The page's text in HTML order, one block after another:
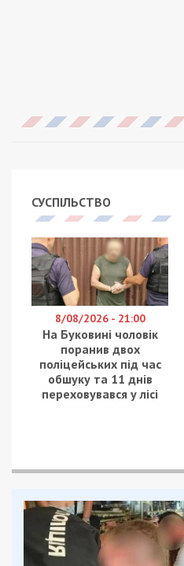
СУСПІЛЬСТВО
8/08/2026 - 21:00
На Буковині чоловік
поранив двох
поліцейських під час
обшуку та 11 днів
переховувався у лісі